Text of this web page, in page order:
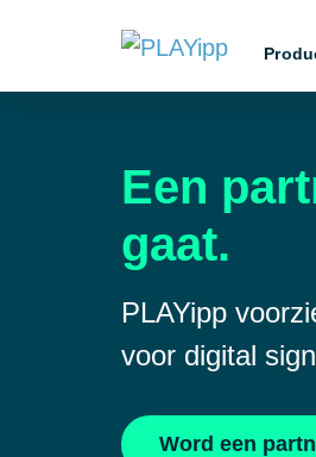
Een
gaat.
PLAYipp
voor digital
Word een